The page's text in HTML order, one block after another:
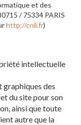
et des
/ 75334 PARIS
http://cnil.fr)
intellectuelle
graphiques des
du site pour son
ainsi que toute
autre que la